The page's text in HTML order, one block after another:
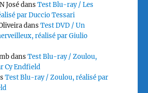
JosédansTest Blu-ray / Les
par Duccio Tessari
dansTest DVD / Un
réalisé par Giulio
dansTest Blu-ray / Zoulou,
Cy Endfield
Test Blu-ray / Zoulou, réalisé par